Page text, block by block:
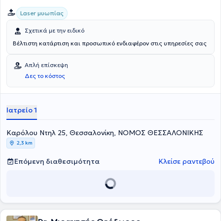
Laser μυωπίας
Σχετικά με την ειδικό
Βέλτιστη κατάρτιση και προσωπικό ενδιαφέρον στις υπηρεσίες σας
Απλή επίσκεψη
Δες το κόστος
Ιατρείο 1
Καρόλου Ντηλ 25, Θεσσαλονίκη, ΝΟΜΟΣ ΘΕΣΣΑΛΟΝΙΚΗΣ
2,3 km
Επόμενη διαθεσιμότητα Κλείσε ραντεβού